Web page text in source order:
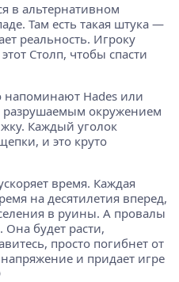
в альтернативном
Там есть такая штука —
реальность. Игроку
Столп, чтобы спасти
напоминают Hades или
разрушаемым окружением
Каждый уголок
и это круто
время. Каждая
на десятилетия вперед,
в руины. А провалы
будет расти,
просто погибнет от
напряжение и придает игре